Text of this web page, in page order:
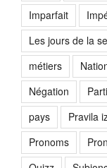
Imparfait
Les jours de la
métiers
Négation
pays
Pravila
Pronoms